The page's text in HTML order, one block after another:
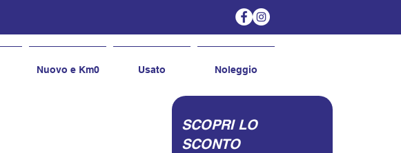
Nuovo e Km0 Usato Noleggio
SCOPRI LO
SCONTO